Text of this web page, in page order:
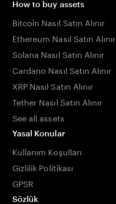
How to buy assets
Bitcoin Nasıl Satın Alınır
Ethereum Nasıl Satın Alınır
Solana Nasıl Satın Alınır
Cardano Nasıl Satın Alınır
XRP Nasıl Satın Alınır
Tether Nasıl Satın Alınır
See all assets
Yasal Konular
Kullanım Koşulları
Gizlilik Politikası
GPSR
Sözlük